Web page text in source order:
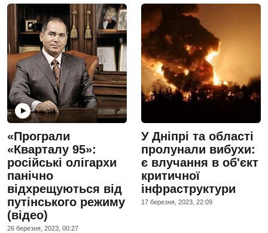
«Програли
«Кварталу 95»:
російські олігархи
панічно
відхрещуються від
путінського режиму
(відео)
26 березня, 2023, 00:27
У Дніпрі та області
пролунали вибухи:
є влучання в об'єкт
критичної
інфраструктури
17 березня, 2023, 22:09